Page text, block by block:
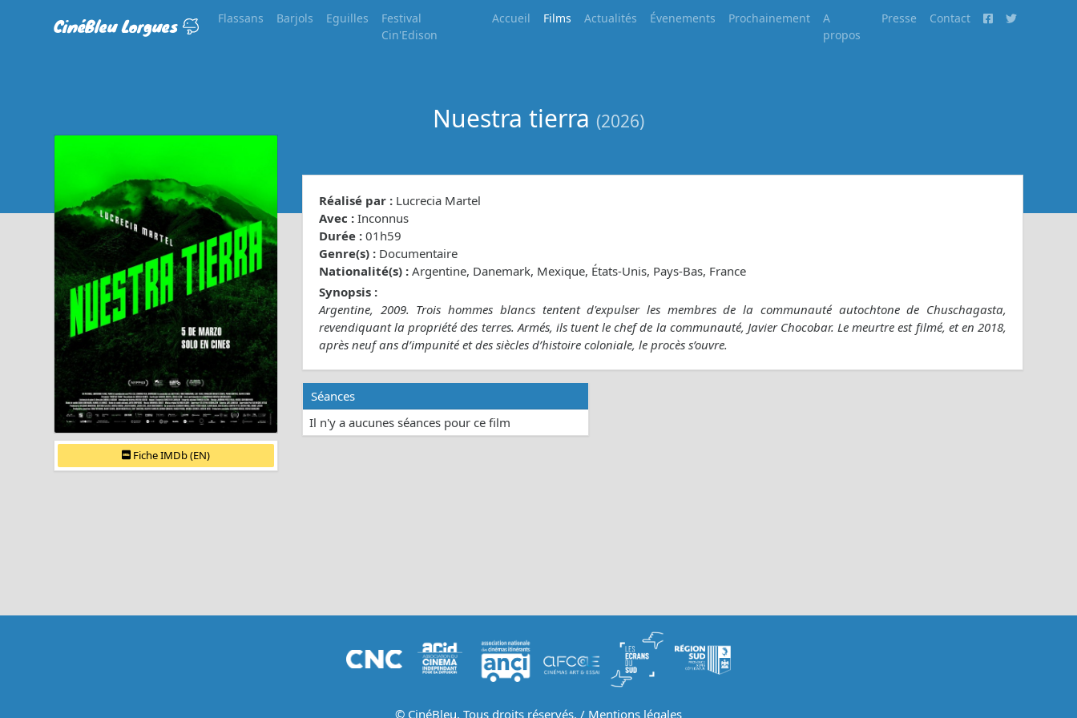
CinéBleu Lorgues Flassans Barjols Eguilles
Festival
Cin'Edison
Accueil Films Actualités Évenements Prochainement
A
propos
Presse Contact
Nuestra tierra (2026)
Fiche IMDb (EN)
Réalisé par : Lucrecia Martel
Avec : Inconnus
Durée : 01h59
Genre(s) : Documentaire
Nationalité(s) : Argentine, Danemark, Mexique, États-Unis, Pays-Bas, France
Synopsis :
Argentine, 2009. Trois hommes blancs tentent d'expulser les membres de la communauté autochtone de Chuschagasta,
revendiquant la propriété des terres. Armés, ils tuent le chef de la communauté, Javier Chocobar. Le meurtre est filmé, et en 2018,
après neuf ans d’impunité et des siècles d’histoire coloniale, le procès s’ouvre.
Séances
Il n'y a aucunes séances pour ce film
© CinéBleu. Tous droits réservés. / Mentions légales